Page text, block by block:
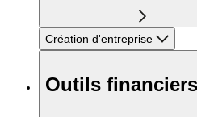
Création d'entreprise
Outils financiers